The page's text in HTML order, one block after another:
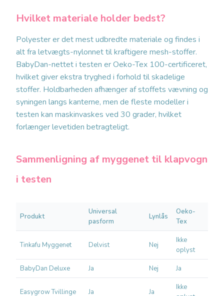
Hvilket materiale holder bedst?
Polyester er det mest udbredte materiale og findes i
alt fra letvægts-nylonnet til kraftigere mesh-stoffer.
BabyDan-nettet i testen er Oeko-Tex 100-certificeret,
hvilket giver ekstra tryghed i forhold til skadelige
stoffer. Holdbarheden afhænger af stoffets vævning og
syningen langs kanterne, men de fleste modeller i
testen kan maskinvaskes ved 30 grader, hvilket
forlænger levetiden betragteligt.
Sammenligning af myggenet til klapvogn
i testen
Produkt
Universal
pasform
Lynlås
Oeko-
Tex
Tinkafu Myggenet Delvist Nej
Ikke
oplyst
BabyDan Deluxe Ja Nej Ja
Easygrow Tvillinge Ja Ja
Ikke